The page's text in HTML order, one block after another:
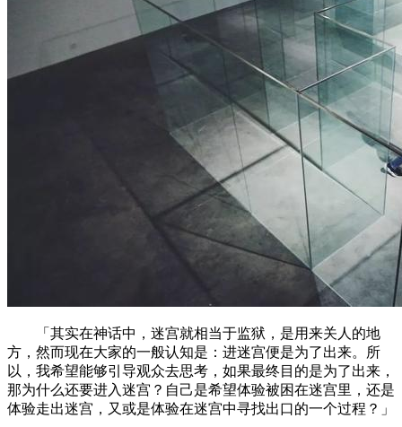
「其实在神话中，迷宫就相当于监狱，是用来关人的地
方，然而现在大家的一般认知是：进迷宫便是为了出来。所
以，我希望能够引导观众去思考，如果最终目的是为了出来，
那为什么还要进入迷宫？自己是希望体验被困在迷宫里，还是
体验走出迷宫，又或是体验在迷宫中寻找出口的一个过程？」